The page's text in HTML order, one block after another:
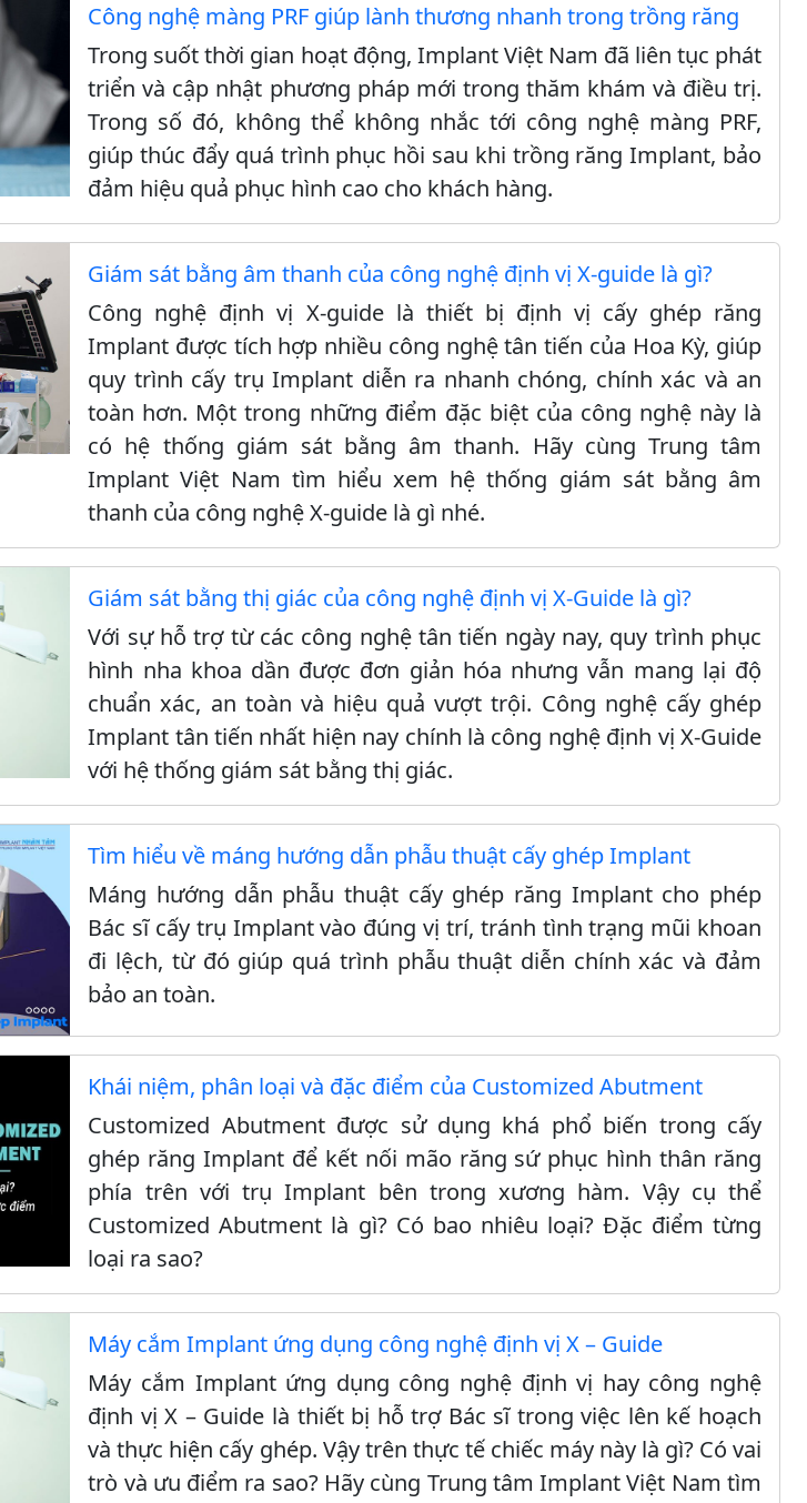
Công nghệ màng PRF giúp lành thương nhanh trong trồng răng
Trong suốt thời gian hoạt động, Implant Việt Nam đã liên tục phát
triển và cập nhật phương pháp mới trong thăm khám và điều trị.
Trong số đó, không thể không nhắc tới công nghệ màng PRF,
giúp thúc đẩy quá trình phục hồi sau khi trồng răng Implant, bảo
đảm hiệu quả phục hình cao cho khách hàng.
Giám sát bằng âm thanh của công nghệ định vị X-guide là gì?
Công nghệ định vị X-guide là thiết bị định vị cấy ghép răng
Implant được tích hợp nhiều công nghệ tân tiến của Hoa Kỳ, giúp
quy trình cấy trụ Implant diễn ra nhanh chóng, chính xác và an
toàn hơn. Một trong những điểm đặc biệt của công nghệ này là
có hệ thống giám sát bằng âm thanh. Hãy cùng Trung tâm
Implant Việt Nam tìm hiểu xem hệ thống giám sát bằng âm
thanh của công nghệ X-guide là gì nhé.
Giám sát bằng thị giác của công nghệ định vị X-Guide là gì?
Với sự hỗ trợ từ các công nghệ tân tiến ngày nay, quy trình phục
hình nha khoa dần được đơn giản hóa nhưng vẫn mang lại độ
chuẩn xác, an toàn và hiệu quả vượt trội. Công nghệ cấy ghép
Implant tân tiến nhất hiện nay chính là công nghệ định vị X-Guide
với hệ thống giám sát bằng thị giác.
Tìm hiểu về máng hướng dẫn phẫu thuật cấy ghép Implant
Máng hướng dẫn phẫu thuật cấy ghép răng Implant cho phép
Bác sĩ cấy trụ Implant vào đúng vị trí, tránh tình trạng mũi khoan
đi lệch, từ đó giúp quá trình phẫu thuật diễn chính xác và đảm
bảo an toàn.
Khái niệm, phân loại và đặc điểm của Customized Abutment
Customized Abutment được sử dụng khá phổ biến trong cấy
ghép răng Implant để kết nối mão răng sứ phục hình thân răng
phía trên với trụ Implant bên trong xương hàm. Vậy cụ thể
Customized Abutment là gì? Có bao nhiêu loại? Đặc điểm từng
loại ra sao?
Máy cắm Implant ứng dụng công nghệ định vị X – Guide
Máy cắm Implant ứng dụng công nghệ định vị hay công nghệ
định vị X – Guide là thiết bị hỗ trợ Bác sĩ trong việc lên kế hoạch
và thực hiện cấy ghép. Vậy trên thực tế chiếc máy này là gì? Có vai
trò và ưu điểm ra sao? Hãy cùng Trung tâm Implant Việt Nam tìm